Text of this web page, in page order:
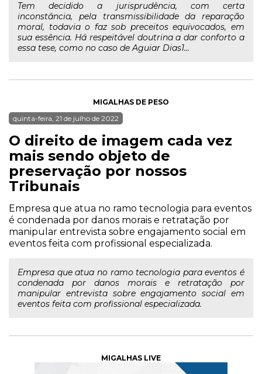
Tem decidido a jurisprudência, com certa
inconstância, pela transmissibilidade da reparação
moral, todavia o faz sob preceitos equivocados, em
sua essência. Há respeitável doutrina a dar conforto a
essa tese, como no caso de Aguiar Dias1...
MIGALHAS DE PESO
quinta-feira, 21 de julho de 2022
O direito de imagem cada vez
mais sendo objeto de
preservação por nossos
Tribunais
Empresa que atua no ramo tecnologia para eventos
é condenada por danos morais e retratação por
manipular entrevista sobre engajamento social em
eventos feita com profissional especializada.
Empresa que atua no ramo tecnologia para eventos é
condenada por danos morais e retratação por
manipular entrevista sobre engajamento social em
eventos feita com profissional especializada.
MIGALHAS LIVE